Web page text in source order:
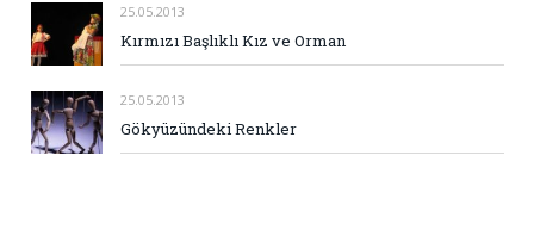
25.05.2013
Kırmızı Başlıklı Kız ve Orman
25.05.2013
Gökyüzündeki Renkler